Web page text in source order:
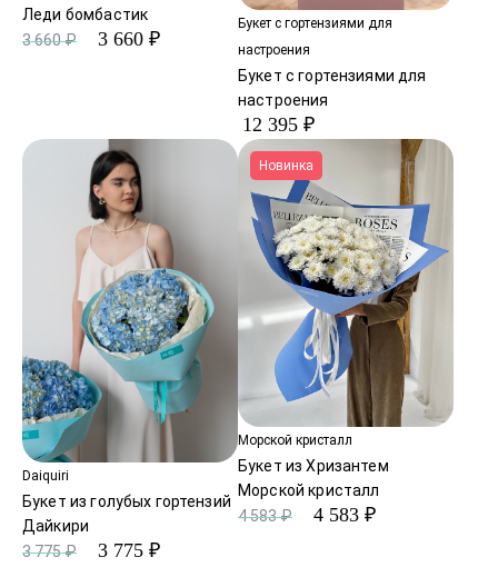
Леди бомбастик
3 660 ₽
3 660 ₽
Букет с гортензиями для
настроения
Букет с гортензиями для
настроения
12 395 ₽
Daiquiri
Букет из голубых гортензий
Дайкири
3 775 ₽
3 775 ₽
Новинка
Морской кристалл
Букет из Хризантем
Морской кристалл
4 583 ₽
4 583 ₽